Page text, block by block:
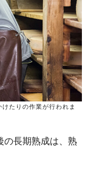
たりの作業が行われま
の長期熟成は、熟